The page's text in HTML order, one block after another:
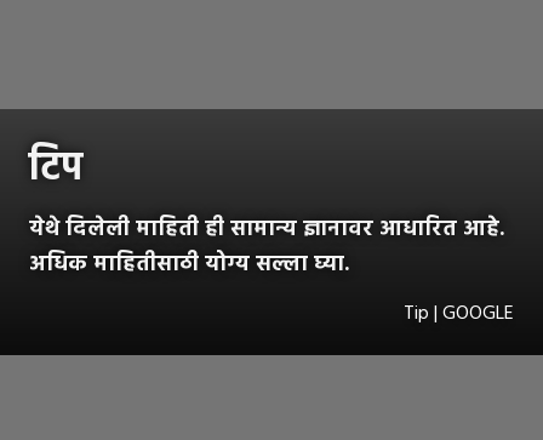
टिप
येथे दिलेली माहिती ही सामान्य ज्ञानावर आधारित आहे.
अधिक माहितीसाठी योग्य सल्ला घ्या.
Tip | GOOGLE